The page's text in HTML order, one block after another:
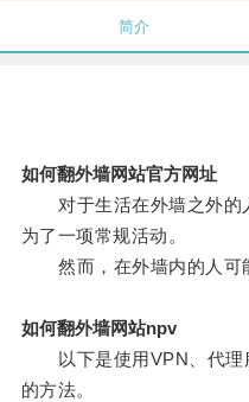
简介
如何翻外墙网站官方网址
对于生活在外墙之外的
为了一项常规活动。
然而，在外墙内的人可
如何翻外墙网站npv
以下是使用VPN、代理
的方法。